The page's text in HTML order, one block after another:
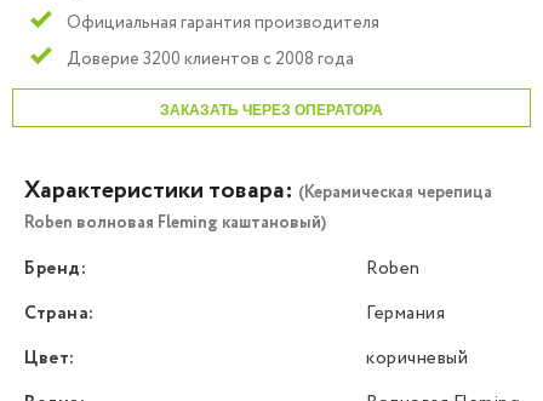
Официальная гарантия производителя
Доверие 3200 клиентов с 2008 года
ЗАКАЗАТЬ ЧЕРЕЗ ОПЕРАТОРА
Характеристики товара: (Керамическая черепица
Roben волновая Fleming каштановый)
Бренд:
Roben
Страна:
Германия
Цвет:
коричневый